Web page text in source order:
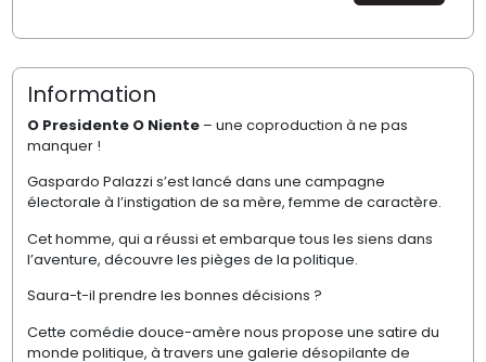
Information
O Presidente O Niente– une coproduction à ne pas
manquer !
Gaspardo Palazzi s’est lancé dans une campagne
électorale à l’instigation de sa mère, femme de caractère.
Cet homme, qui a réussi et embarque tous les siens dans
l’aventure, découvre les pièges de la politique.
Saura-t-il prendre les bonnes décisions ?
Cette comédie douce-amère nous propose une satire du
monde politique, à travers une galerie désopilante de